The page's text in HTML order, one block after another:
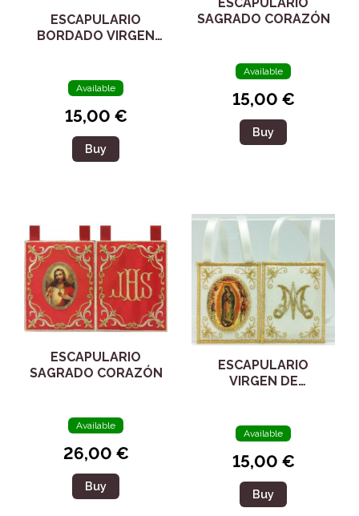
ESCAPULARIO
BORDADO VIRGEN
Available
15,00 €
Buy
ESCAPULARIO
SAGRADO CORAZÓN
Available
15,00 €
Buy
ESCAPULARIO
SAGRADO CORAZÓN
Available
26,00 €
Buy
ESCAPULARIO
VIRGEN DE
Available
15,00 €
Buy